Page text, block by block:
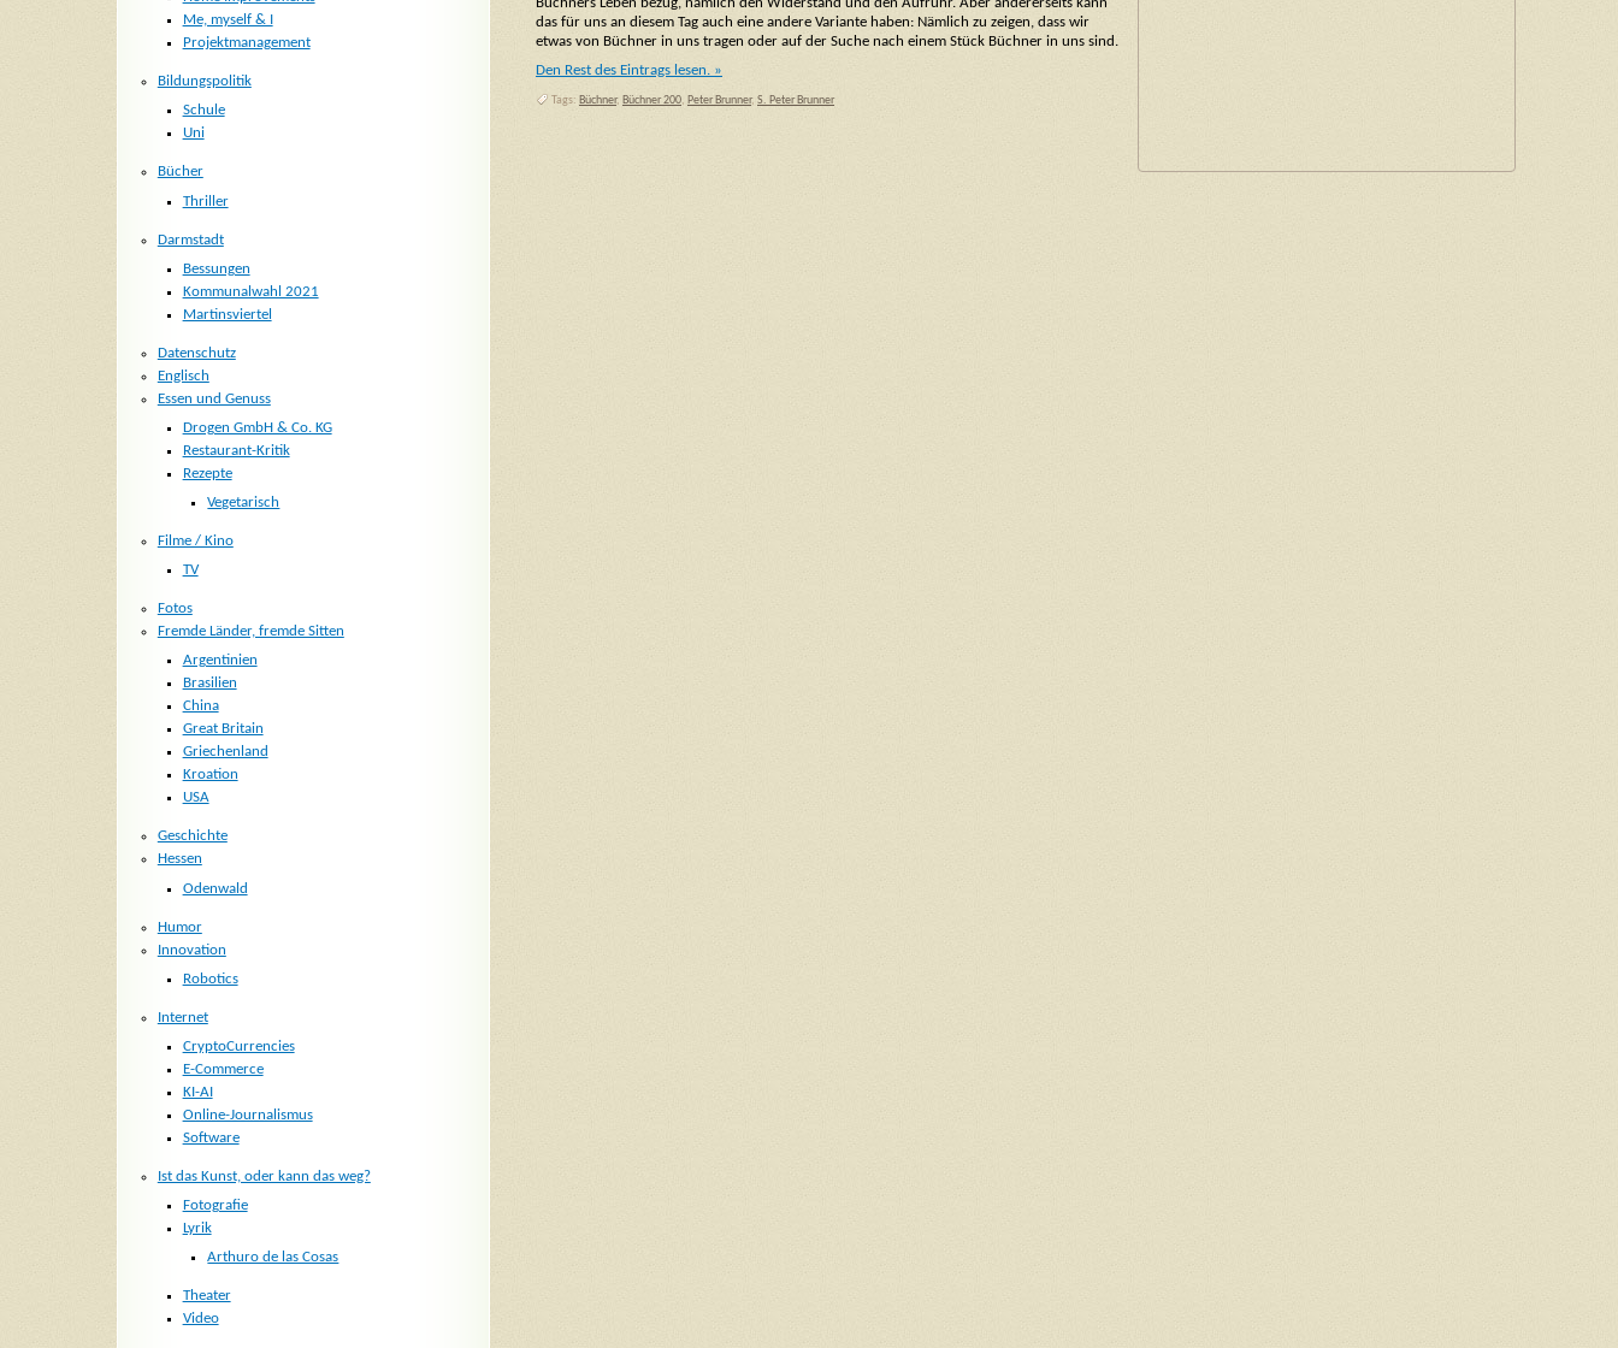
das für uns an diesem Tag auch eine andere Variante haben: Nämlich zu zeigen, dass wir
etwas von Büchner in uns tragen oder auf der Suche nach einem Stück Büchner in uns sind.
Den Rest des Eintrags lesen. »
Tags: Büchner, Büchner 200, Peter Brunner, S. Peter Brunner
Me, myself & I
Projektmanagement
Bildungspolitik
Schule
Uni
Bücher
Thriller
Darmstadt
Bessungen
Kommunalwahl 2021
Martinsviertel
Datenschutz
Englisch
Essen und Genuss
Drogen GmbH & Co. KG
Restaurant-Kritik
Rezepte
Vegetarisch
Filme / Kino
TV
Fotos
Fremde Länder, fremde Sitten
Argentinien
Brasilien
China
Great Britain
Griechenland
Kroation
USA
Geschichte
Hessen
Odenwald
Humor
Innovation
Robotics
Internet
CryptoCurrencies
E-Commerce
KI-AI
Online-Journalismus
Software
Ist das Kunst, oder kann das weg?
Fotografie
Lyrik
Arthuro de las Cosas
Theater
Video